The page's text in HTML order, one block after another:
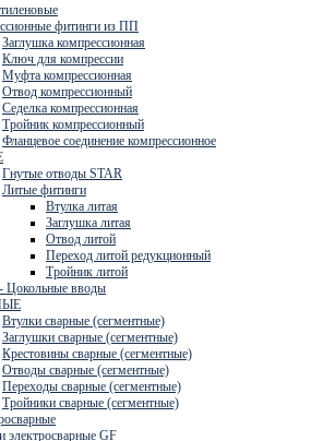
фитинги из ПП
Заглушка компрессионная
Ключ для компрессии
Муфта компрессионная
Отвод компрессионный
Седелка компрессионная
Тройник компрессионный
Фланцевое соединение компрессионное
Гнутые отводы STAR
Литые фитинги
Втулка литая
Заглушка литая
Отвод литой
Переход литой редукционный
Тройник литой
вводы
Втулки сварные (сегментные)
Заглушки сварные (сегментные)
Крестовины сварные (сегментные)
Отводы сварные (сегментные)
Переходы сварные (сегментные)
Тройники сварные (сегментные)
электросварные GF